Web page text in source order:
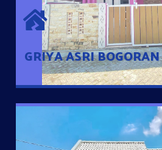
GRIYA ASRI BOGORAN
Desain Modern Minimalis dengan
Sehingga Memudahkan Penghuni
dengan Ponsel